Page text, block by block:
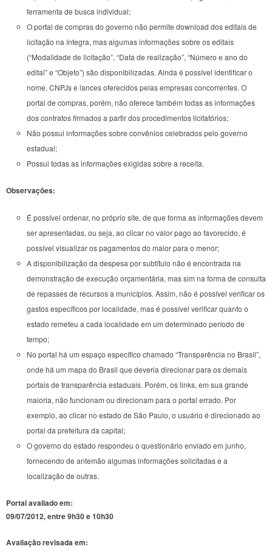
ferramenta de busca individual;
O portal de compras do governo não permite download dos editais de
licitação na íntegra, mas algumas informações sobre os editais
(“Modalidade de licitação”, “Data de realização”, “Número e ano do
edital” e “Objeto”) são disponibilizadas. Ainda é possível identificar o
nome, CNPJs e lances oferecidos pelas empresas concorrentes. O
portal de compras, porém, não oferece também todas as informações
dos contratos firmados a partir dos procedimentos licitatórios;
Não possui informações sobre convênios celebrados pelo governo
estadual;
Possui todas as informações exigidas sobre a receita.
Observações:
É possível ordenar, no próprio site, de que forma as informações devem
ser apresentadas, ou seja, ao clicar no valor pago ao favorecido, é
possível visualizar os pagamentos do maior para o menor;
A disponibilização da despesa por subtítulo não é encontrada na
demonstração de execução orçamentária, mas sim na forma de consulta
de repasses de recursos a municípios. Assim, não é possível verificar os
gastos específicos por localidade, mas é possível verificar quanto o
estado remeteu a cada localidade em um determinado período de
tempo;
No portal há um espaço específico chamado “Transparência no Brasil”,
onde há um mapa do Brasil que deveria direcionar para os demais
portais de transparência estaduais. Porém, os links, em sua grande
maioria, não funcionam ou direcionam para o portal errado. Por
exemplo, ao clicar no estado de São Paulo, o usuário é direcionado ao
portal da prefeitura da capital;
O governo do estado respondeu o questionário enviado em junho,
fornecendo de antemão algumas informações solicitadas e a
localização de outras.
Portal avaliado em:
09/07/2012, entre 9h30 e 10h30
Avaliação revisada em: